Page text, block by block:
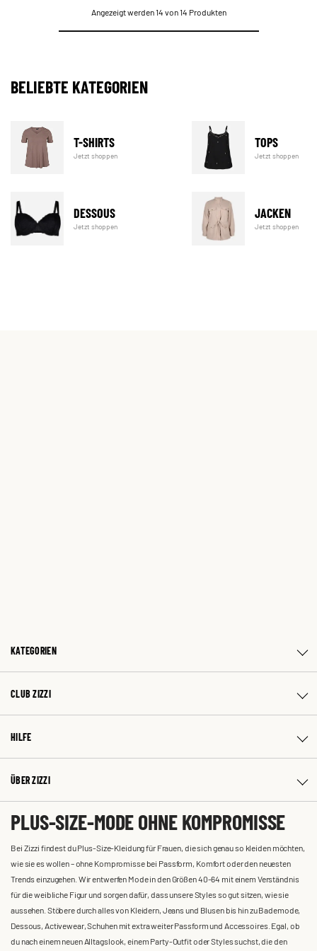
Angezeigt werden 14 von 14 Produkten
BELIEBTE KATEGORIEN
T-SHIRTS
Jetzt shoppen
TOPS
Jetzt shoppen
DESSOUS
Jetzt shoppen
JACKEN
Jetzt shoppen
KATEGORIEN
CLUB ZIZZI
HILFE
ÜBER ZIZZI
PLUS-SIZE-MODE OHNE KOMPROMISSE
Bei Zizzi findest du Plus-Size-Kleidung für Frauen, die sich genau so kleiden möchten,
wie sie es wollen – ohne Kompromisse bei Passform, Komfort oder den neuesten
Trends einzugehen. Wir entwerfen Mode in den Größen 40-64 mit einem Verständnis
für die weibliche Figur und sorgen dafür, dass unsere Styles so gut sitzen, wie sie
aussehen. Stöbere durch alles von Kleidern, Jeans und Blusen bis hin zu Bademode,
Dessous, Activewear, Schuhen mit extra weiter Passform und Accessoires. Egal, ob
du nach einem neuen Alltagslook, einem Party-Outfit oder Styles suchst, die den